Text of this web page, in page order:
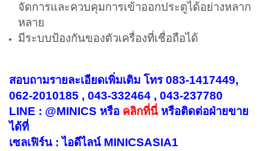
จัดการและควบคุมการเข้าออกประตูได้อย่างหลาก
หลาย
มีระบบป้องกันของตัวเครื่องที่เชื่อถือได้
สอบถามรายละเอียดเพิ่มเติม โทร 083-1417449,
062-2010185 , 043-332464 , 043-237780
LINE : @MINICS หรือ คลิกที่นี่ หรือติดต่อฝ่ายขาย
ได้ที่
เซลเฟิร์น : ไอดีไลน์ MINICSASIA1